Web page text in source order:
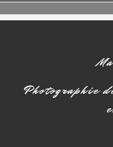
Photographie